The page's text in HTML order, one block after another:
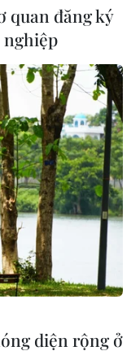
KHÚC THANH
sử dụng
quan đăng ký
nghiệp
diện rộng ở